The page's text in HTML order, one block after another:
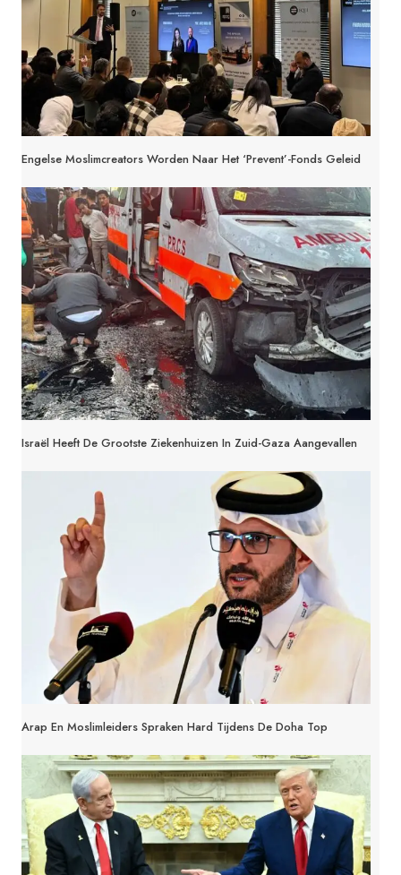
Engelse Moslimcreators Worden Naar Het ‘Prevent’-Fonds Geleid
Israël Heeft De Grootste Ziekenhuizen In Zuid-Gaza Aangevallen
Arap En Moslimleiders Spraken Hard Tijdens De Doha Top